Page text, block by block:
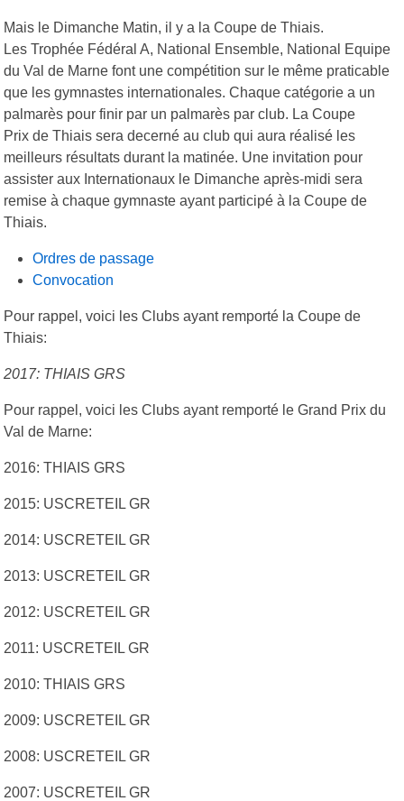
Mais le Dimanche Matin, il y a la Coupe de Thiais.
Les Trophée Fédéral A, National Ensemble, National Equipe
du Val de Marne font une compétition sur le même praticable
que les gymnastes internationales. Chaque catégorie a un
palmarès pour finir par un palmarès par club. La Coupe
Prix de Thiais sera decerné au club qui aura réalisé les
meilleurs résultats durant la matinée. Une invitation pour
assister aux Internationaux le Dimanche après-midi sera
remise à chaque gymnaste ayant participé à la Coupe de
Thiais.
Ordres de passage
Convocation
Pour rappel, voici les Clubs ayant remporté la Coupe de
Thiais:
2017: THIAIS GRS
Pour rappel, voici les Clubs ayant remporté le Grand Prix du
Val de Marne:
2016: THIAIS GRS
2015: USCRETEIL GR
2014: USCRETEIL GR
2013: USCRETEIL GR
2012: USCRETEIL GR
2011: USCRETEIL GR
2010: THIAIS GRS
2009: USCRETEIL GR
2008: USCRETEIL GR
2007: USCRETEIL GR